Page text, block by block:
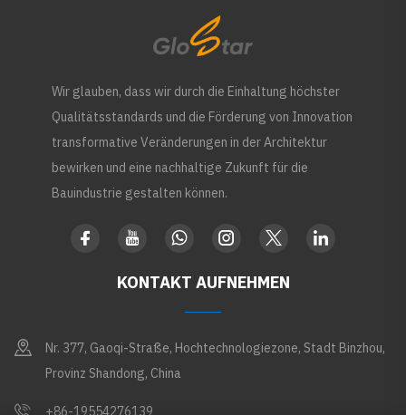
Wir glauben, dass wir durch die Einhaltung höchster
Qualitätsstandards und die Förderung von Innovation
transformative Veränderungen in der Architektur
bewirken und eine nachhaltige Zukunft für die
Bauindustrie gestalten können.
KONTAKT AUFNEHMEN
Nr. 377, Gaoqi-Straße, Hochtechnologiezone, Stadt Binzhou,
Provinz Shandong, China